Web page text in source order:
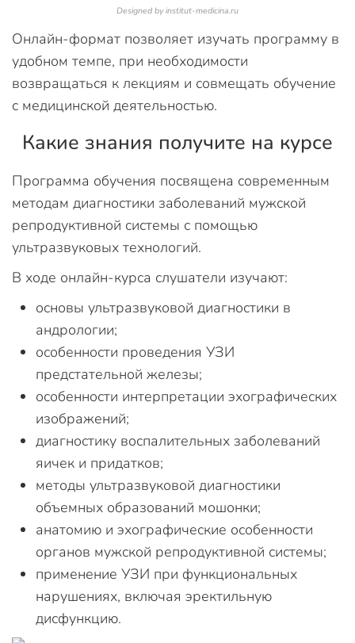
Designed by institut-medicina.ru
Онлайн-формат позволяет изучать программу в
удобном темпе, при необходимости
возвращаться к лекциям и совмещать обучение
с медицинской деятельностью.
Какие знания получите на курсе
Программа обучения посвящена современным
методам диагностики заболеваний мужской
репродуктивной системы с помощью
ультразвуковых технологий.
В ходе онлайн-курса слушатели изучают:
основы ультразвуковой диагностики в
андрологии;
особенности проведения УЗИ
предстательной железы;
особенности интерпретации эхографических
изображений;
диагностику воспалительных заболеваний
яичек и придатков;
методы ультразвуковой диагностики
объемных образований мошонки;
анатомию и эхографические особенности
органов мужской репродуктивной системы;
применение УЗИ при функциональных
нарушениях, включая эректильную
дисфункцию.